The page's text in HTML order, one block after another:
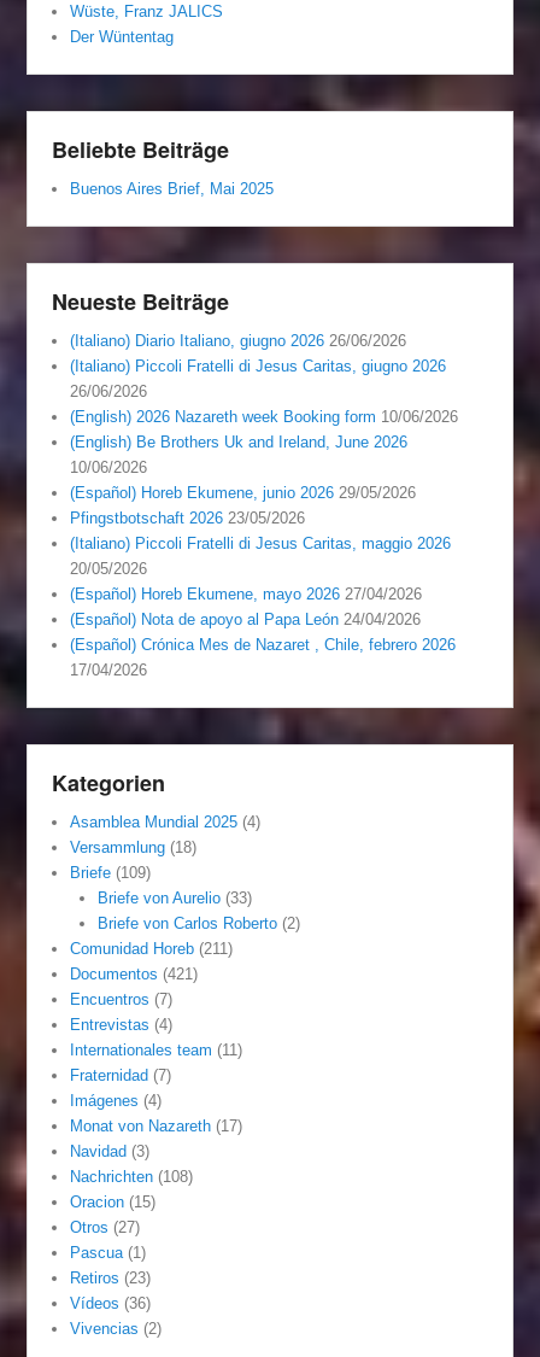
Wüste, Franz JALICS
Der Wüntentag
Beliebte Beiträge
Buenos Aires Brief, Mai 2025
Neueste Beiträge
(Italiano) Diario Italiano, giugno 2026 26/06/2026
(Italiano) Piccoli Fratelli di Jesus Caritas, giugno 2026
26/06/2026
(English) 2026 Nazareth week Booking form 10/06/2026
(English) Be Brothers Uk and Ireland, June 2026
10/06/2026
(Español) Horeb Ekumene, junio 2026 29/05/2026
Pfingstbotschaft 2026 23/05/2026
(Italiano) Piccoli Fratelli di Jesus Caritas, maggio 2026
20/05/2026
(Español) Horeb Ekumene, mayo 2026 27/04/2026
(Español) Nota de apoyo al Papa León 24/04/2026
(Español) Crónica Mes de Nazaret , Chile, febrero 2026
17/04/2026
Kategorien
Asamblea Mundial 2025 (4)
Versammlung (18)
Briefe (109)
Briefe von Aurelio(33)
Briefe von Carlos Roberto(2)
Comunidad Horeb (211)
Documentos (421)
Encuentros (7)
Entrevistas (4)
Internationales team (11)
Fraternidad (7)
Imágenes (4)
Monat von Nazareth (17)
Navidad (3)
Nachrichten (108)
Oracion (15)
Otros (27)
Pascua (1)
Retiros (23)
Vídeos (36)
Vivencias (2)